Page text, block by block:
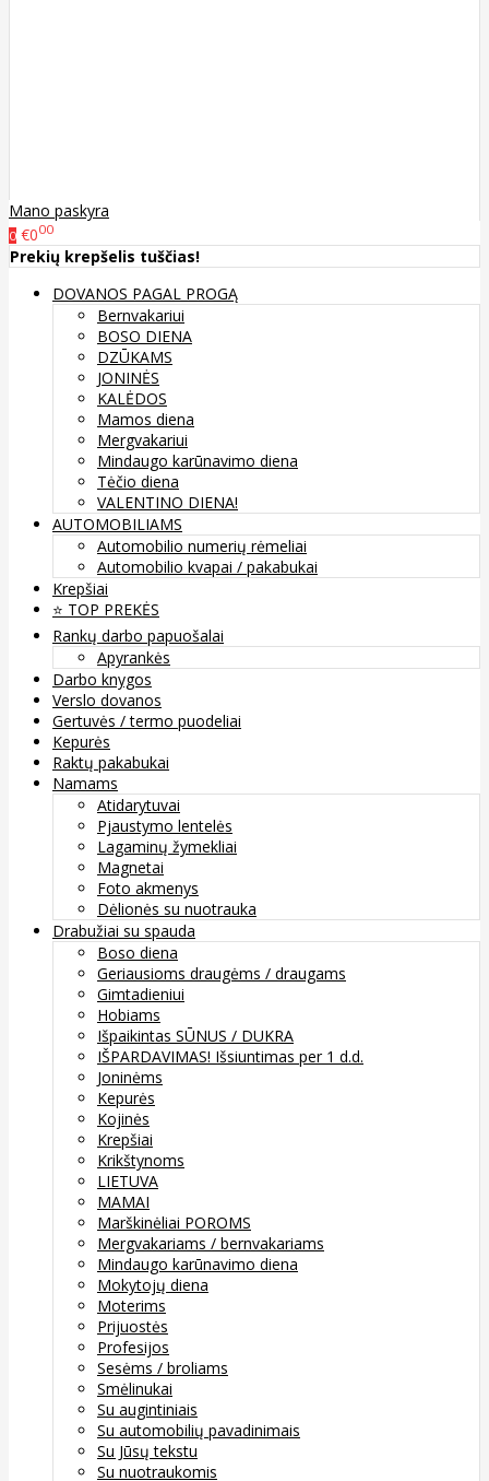
Mano paskyra
0 €000
Prekių krepšelis tuščias!
DOVANOS PAGAL PROGĄ
Bernvakariui
BOSO DIENA
DZŪKAMS
JONINĖS
KALĖDOS
Mamos diena
Mergvakariui
Mindaugo karūnavimo diena
Tėčio diena
VALENTINO DIENA!
AUTOMOBILIAMS
Automobilio numerių rėmeliai
Automobilio kvapai / pakabukai
Krepšiai
⭐️ TOP PREKĖS
Rankų darbo papuošalai
Apyrankės
Darbo knygos
Verslo dovanos
Gertuvės / termo puodeliai
Kepurės
Raktų pakabukai
Namams
Atidarytuvai
Pjaustymo lentelės
Lagaminų žymekliai
Magnetai
Foto akmenys
Dėlionės su nuotrauka
Drabužiai su spauda
Boso diena
Geriausioms draugėms / draugams
Gimtadieniui
Hobiams
Išpaikintas SŪNUS / DUKRA
IŠPARDAVIMAS! Išsiuntimas per 1 d.d.
Joninėms
Kepurės
Kojinės
Krepšiai
Krikštynoms
LIETUVA
MAMAI
Marškinėliai POROMS
Mergvakariams / bernvakariams
Mindaugo karūnavimo diena
Mokytojų diena
Moterims
Prijuostės
Profesijos
Sesėms / broliams
Smėlinukai
Su augintiniais
Su automobilių pavadinimais
Su Jūsų tekstu
Su nuotraukomis